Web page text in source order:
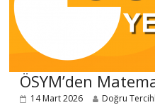
ÖSYM’den
14 Mart 2026 Doğru